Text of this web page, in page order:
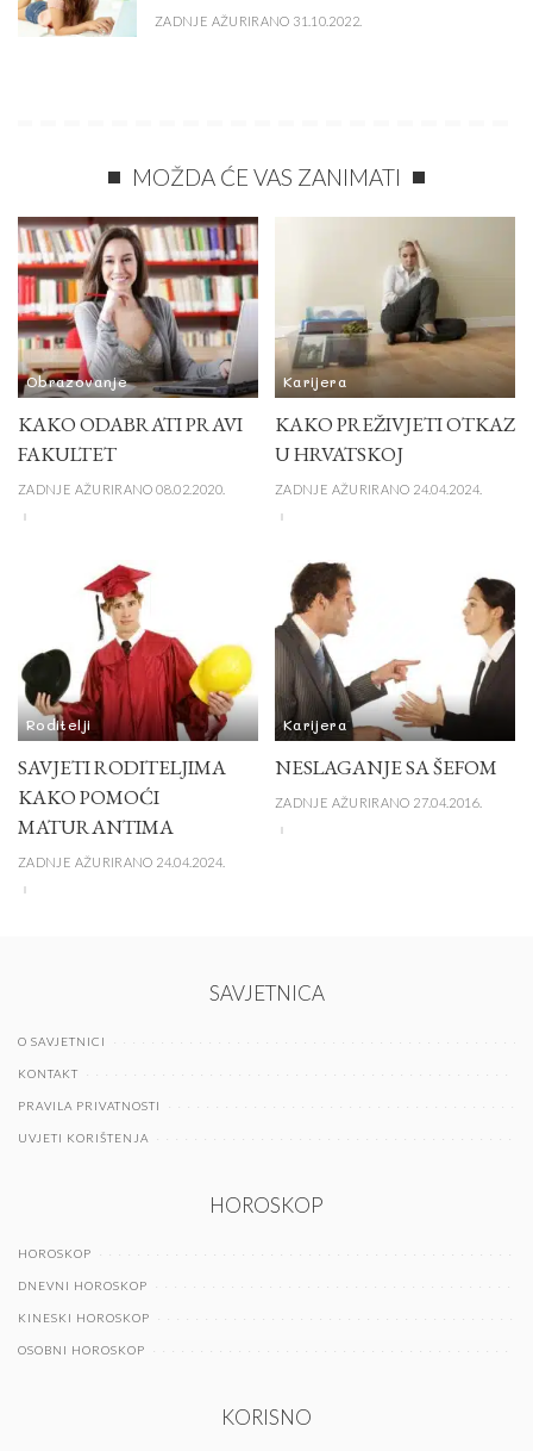
ZADNJE AŽURIRANO 31.10.2022.
MOŽDA ĆE VAS ZANIMATI
Obrazovanje
KAKO ODABRATI PRAVI
FAKULTET
ZADNJE AŽURIRANO 08.02.2020.
Karijera
KAKO PREŽIVJETI OTKAZ
U HRVATSKOJ
ZADNJE AŽURIRANO 24.04.2024.
Roditelji
SAVJETI RODITELJIMA
KAKO POMOĆI
MATURANTIMA
ZADNJE AŽURIRANO 24.04.2024.
Karijera
NESLAGANJE SA ŠEFOM
ZADNJE AŽURIRANO 27.04.2016.
SAVJETNICA
O SAVJETNICI
KONTAKT
PRAVILA PRIVATNOSTI
UVJETI KORIŠTENJA
HOROSKOP
HOROSKOP
DNEVNI HOROSKOP
KINESKI HOROSKOP
OSOBNI HOROSKOP
KORISNO